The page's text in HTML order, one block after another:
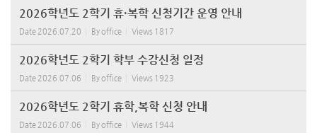
2026학년도 2학기 휴·복학 신청기간 운영 안내
Date 2026.07.20 Byoffice Views 1817
2026학년도 2학기 학부 수강신청 일정
Date 2026.07.06 Byoffice Views 1923
2026학년도 2학기 휴학,복학 신청 안내
Date 2026.07.06 Byoffice Views 1944